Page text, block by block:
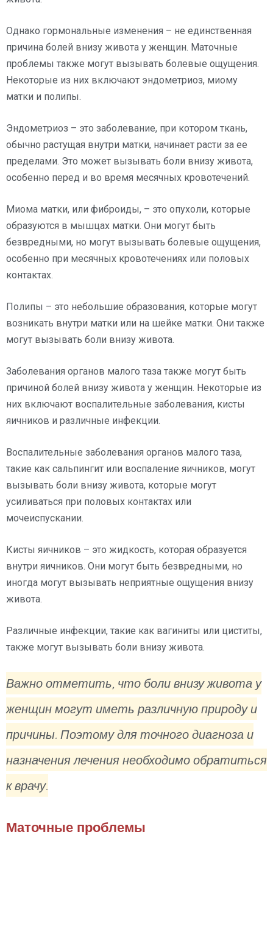
Однако гормональные изменения – не единственная
причина болей внизу живота у женщин. Маточные
проблемы также могут вызывать болевые ощущения.
Некоторые из них включают эндометриоз, миому
матки и полипы.
Эндометриоз – это заболевание, при котором ткань,
обычно растущая внутри матки, начинает расти за ее
пределами. Это может вызывать боли внизу живота,
особенно перед и во время месячных кровотечений.
Миома матки, или фиброиды, – это опухоли, которые
образуются в мышцах матки. Они могут быть
безвредными, но могут вызывать болевые ощущения,
особенно при месячных кровотечениях или половых
контактах.
Полипы – это небольшие образования, которые могут
возникать внутри матки или на шейке матки. Они также
могут вызывать боли внизу живота.
Заболевания органов малого таза также могут быть
причиной болей внизу живота у женщин. Некоторые из
них включают воспалительные заболевания, кисты
яичников и различные инфекции.
Воспалительные заболевания органов малого таза,
такие как сальпингит или воспаление яичников, могут
вызывать боли внизу живота, которые могут
усиливаться при половых контактах или
мочеиспускании.
Кисты яичников – это жидкость, которая образуется
внутри яичников. Они могут быть безвредными, но
иногда могут вызывать неприятные ощущения внизу
живота.
Различные инфекции, такие как вагиниты или циститы,
также могут вызывать боли внизу живота.
Важно отметить, что боли внизу живота у
женщин могут иметь различную природу и
причины. Поэтому для точного диагноза и
назначения лечения необходимо обратиться
к врачу.
Маточные проблемы